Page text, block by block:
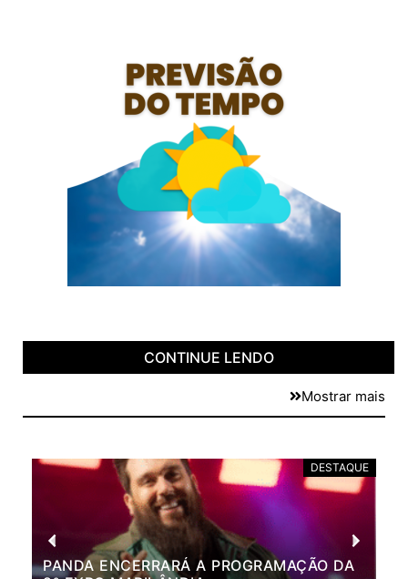
CONTINUE LENDO
Mostrar mais
DESTAQUE
PANDA ENCERRARÁ A PROGRAMAÇÃO DA